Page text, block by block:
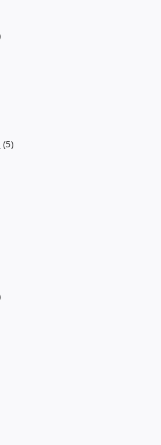
端總機)
總機 數位IP通訊系統
機
道管制系統
片、手機APP GPS打卡
(5)